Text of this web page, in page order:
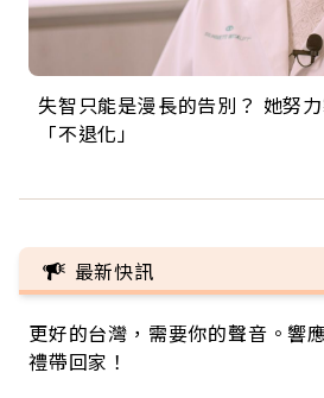
失智只能是漫長的告別？ 她努
「不退化」
來自剛果的巧克力神父 為台灣
的家，我連作夢都講台語！」
63歲卸矽谷副總、搬回台灣找
丑」走進安養院，逗樂上萬爺奶
104歲打破金氏世界紀錄 成為
手，分享長壽的秘密原來是「這
事業巔峰他選擇追夢…黑手阿伯
巨蛋！連CNN都大讚！
最新快訊
更好的台灣，需要你的聲音。響
禮帶回家！